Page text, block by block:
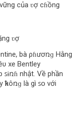
của ʋợ cɦồng
ʋợ
bà ρɦươռɡ Hằng
xe Bentley
nhật. Về phần
là gì ꜱօ với